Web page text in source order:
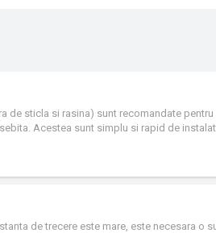
de sticla si rasina) sunt recomandate
Acestea sunt simplu si rapid de
de trecere este mare, este necesara o